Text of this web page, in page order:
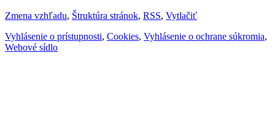
Zmena vzhľadu, Štruktúra stránok, RSS, Vytlačiť
Vyhlásenie o prístupnosti, Cookies, Vyhlásenie o ochrane súkromia,
Webové sídlo